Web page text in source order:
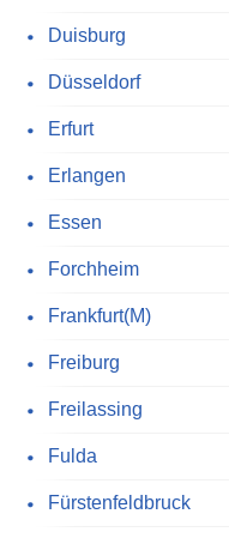
Duisburg
Düsseldorf
Erfurt
Erlangen
Essen
Forchheim
Frankfurt(M)
Freiburg
Freilassing
Fulda
Fürstenfeldbruck